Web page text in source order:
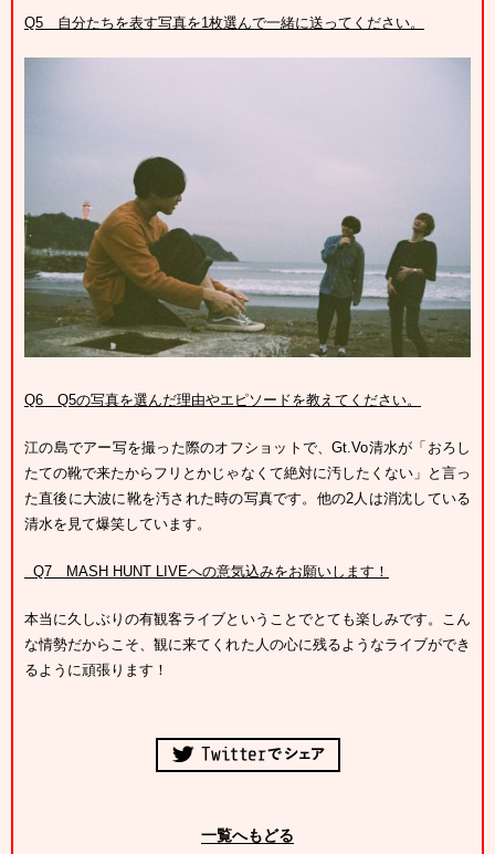
Q5 自分たちを表す写真を1枚選んで一緒に送ってください。
Q6 Q5の写真を選んだ理由やエピソードを教えてください。
江の島でアー写を撮った際のオフショットで、Gt.Vo清水が「おろし
たての靴で来たからフリとかじゃなくて絶対に汚したくない」と言っ
た直後に大波に靴を汚された時の写真です。他の2人は消沈している
清水を見て爆笑しています。
Q7 MASH HUNT LIVEへの意気込みをお願いします！
本当に久しぶりの有観客ライブということでとても楽しみです。こん
な情勢だからこそ、観に来てくれた人の心に残るようなライブができ
るように頑張ります！
一覧へもどる